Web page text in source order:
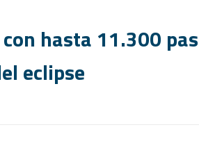
hasta 11.300
eclipse